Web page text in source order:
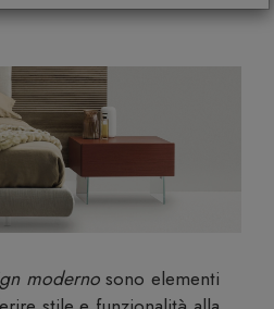
modernosono elementi